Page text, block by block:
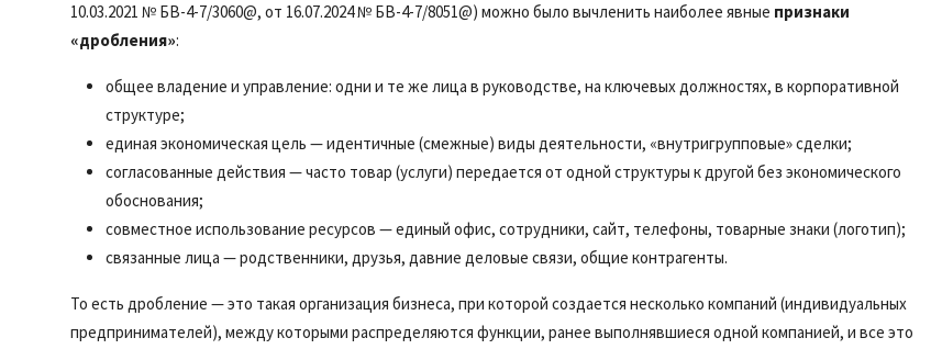
10.03.2021 № БВ-4-7/3060@, от 16.07.2024 № БВ-4-7/8051@) можно было вычленить наиболее явные признаки
«дробления»:
общее владение и управление: одни и те же лица в руководстве, на ключевых должностях, в корпоративной
структуре;
единая экономическая цель — идентичные (смежные) виды деятельности, «внутригрупповые» сделки;
согласованные действия — часто товар (услуги) передается от одной структуры к другой без экономического
обоснования;
совместное использование ресурсов — единый офис, сотрудники, сайт, телефоны, товарные знаки (логотип);
связанные лица — родственники, друзья, давние деловые связи, общие контрагенты.
То есть дробление — это такая организация бизнеса, при которой создается несколько компаний (индивидуальных
предпринимателей), между которыми распределяются функции, ранее выполнявшиеся одной компанией, и все это